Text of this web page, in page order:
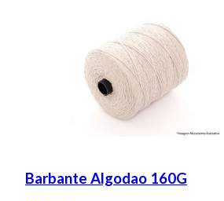
Barbante Algodao 160G